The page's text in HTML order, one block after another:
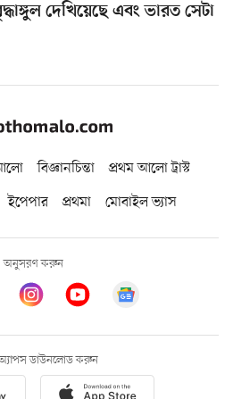
দেখিয়েছে এবং ভারত সেটা
বিজ্ঞানচিন্তা
প্রথম আলো ট্রাস্ট
ইপেপার প্রথমা মোবাইল ভ্যাস
অনুসরণ করুন
ডাউনলোড করুন